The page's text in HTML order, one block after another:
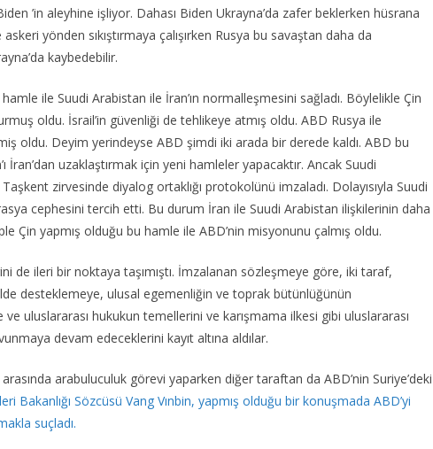
’in aleyhine işliyor. Dahası Biden Ukrayna’da zafer beklerken hüsrana
yönden sıkıştırmaya çalışırken Rusya bu savaştan daha da
kaybedebilir.
ile Suudi Arabistan ile İran’ın normalleşmesini sağladı. Böylelikle Çin
oldu. İsrail’in güvenliği de tehlikeye atmış oldu. ABD Rusya ile
oldu. Deyim yerindeyse ABD şimdi iki arada bir derede kaldı. ABD bu
İran’dan uzaklaştırmak için yeni hamleler yapacaktır. Ancak Suudi
zirvesinde diyalog ortaklığı protokolünü imzaladı. Dolayısıyla Suudi
cephesini tercih etti. Bu durum İran ile Suudi Arabistan ilişkilerinin daha
Çin yapmış olduğu bu hamle ile ABD’nin misyonunu çalmış oldu.
de ileri bir noktaya taşımıştı. İmzalanan sözleşmeye göre, iki taraf,
desteklemeye, ulusal egemenliğin ve toprak bütünlüğünün
uluslararası hukukun temellerini ve karışmama ilkesi gibi uluslararası
devam edeceklerini kayıt altına aldılar.
arabuluculuk görevi yaparken diğer taraftan da ABD’nin Suriye’deki
Bakanlığı Sözcüsü Vang Vınbin, yapmış olduğu bir konuşmada ABD’yi
suçladı.